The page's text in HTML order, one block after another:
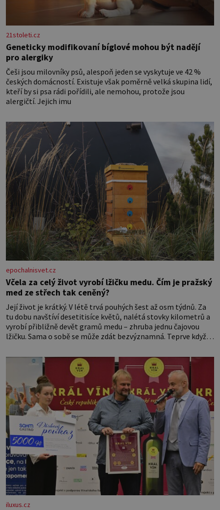
21stoleti.cz
Geneticky modifikovaní bíglové mohou být nadějí
pro alergiky
Češi jsou milovníky psů, alespoň jeden se vyskytuje ve 42 %
českých domácností. Existuje však poměrně velká skupina lidí,
kteří by si psa rádi pořídili, ale nemohou, protože jsou
alergičtí. Jejich imu
epochalnisvet.cz
Včela za celý život vyrobí lžičku medu. Čím je pražský
med ze střech tak ceněný?
Její život je krátký. V létě trvá pouhých šest až osm týdnů. Za
tu dobu navštíví desetitisíce květů, nalétá stovky kilometrů a
vyrobí přibližně devět gramů medu – zhruba jednu čajovou
lžičku. Sama o sobě se může zdát bezvýznamná. Teprve když
vznikne jeden z nejdokonalejších organismů
iluxus.cz